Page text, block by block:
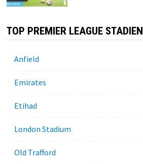
TOP PREMIER LEAGUE STADIEN
Anfield
Emirates
Etihad
London Stadium
Old Trafford